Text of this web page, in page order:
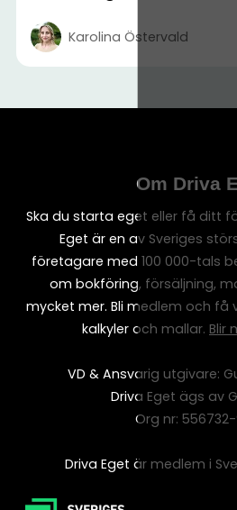
Karolina Östervald
Om Driva
Ska du starta eget eller få ditt
Eget är en av Sveriges
företagare med 100 000-tals
om bokföring, försäljning,
mycket mer. Bli medlem och få
kalkyler och mallar. Blir
VD & Ansvarig utgivare:
Driva Eget ägs av
Org nr:
Driva Eget är medlem i